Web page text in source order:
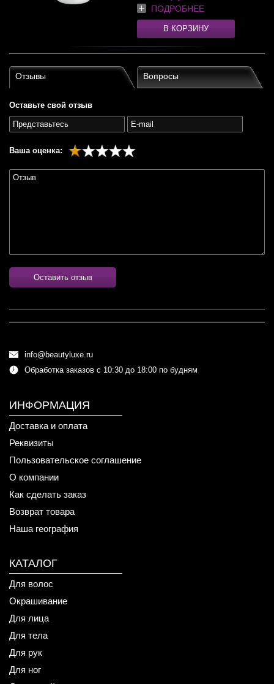
ПОДРОБНЕЕ
В КОРЗИНУ
Отзывы Вопросы
Оставьте свой отзыв
Ваша оценка:
Оставить отзыв
info@beautyluxe.ru
Обработка заказов с 10:30 до 18:00 по будням
ИНФОРМАЦИЯ
Доставка и оплата
Реквизиты
Пользовательское соглашение
О компании
Как сделать заказ
Возврат товара
Наша география
КАТАЛОГ
Для волос
Окрашивание
Для лица
Для тела
Для рук
Для ног